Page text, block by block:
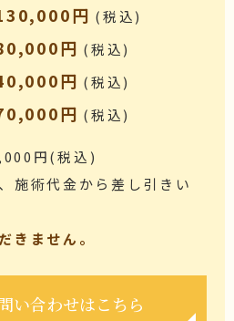
円 (税込)
円 (税込)
円 (税込)
円 (税込)
円(税込)
施術代金から差し引きい
きません。
い合わせはこちら